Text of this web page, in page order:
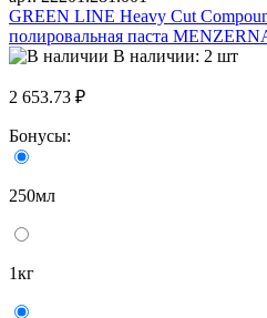
GREEN LINE Heavy Cut
полировальная паста
В наличии: 2 шт
2 653.73 ₽
Бонусы:
250мл
1кг